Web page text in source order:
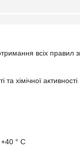
всіх правил
хімічної активності
° С